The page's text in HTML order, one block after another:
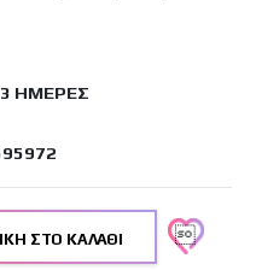
ΗΜΈΡΕΣ
ΣΤΟ ΚΑΛΆΘΙ